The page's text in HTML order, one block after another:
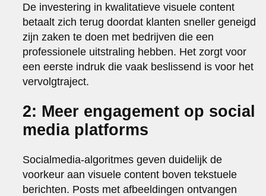
De investering in kwalitatieve visuele content
betaalt zich terug doordat klanten sneller geneigd
zijn zaken te doen met bedrijven die een
professionele uitstraling hebben. Het zorgt voor
een eerste indruk die vaak beslissend is voor het
vervolgtraject.
2: Meer engagement op social
media platforms
Socialmedia-algoritmes geven duidelijk de
voorkeur aan visuele content boven tekstuele
berichten. Posts met afbeeldingen ontvangen